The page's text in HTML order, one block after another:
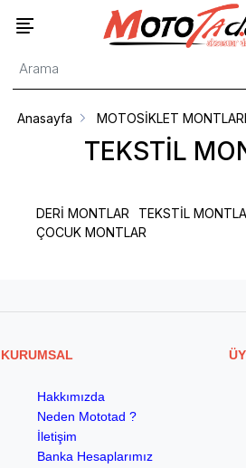
TEKSTİL
Anasayfa MOTOSİKLET MONTLARI
DERİ MONTLAR TEKSTİL
ÇOCUK MONTLAR
KURUMSAL
Hakkımızda
Neden Mototad ?
İletişim
Banka Hesaplarımız